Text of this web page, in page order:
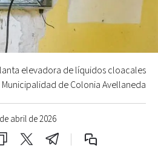
abril de 2026
elevadora de líquidos cloacales
Municipalidad de Colonia Avellaneda